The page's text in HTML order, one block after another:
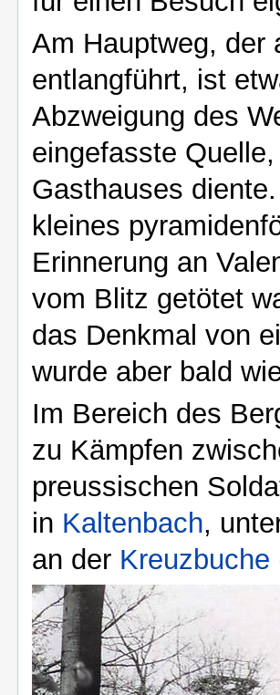
Am Hauptweg, der
entlangführt, ist
Abzweigung des
eingefasste
Gasthauses
kleines
Erinnerung an
vom Blitz getötet
das Denkmal von
wurde aber bald
Im Bereich des
zu Kämpfen
preussischen
in Kaltenbach,
an der Kreuzbuche